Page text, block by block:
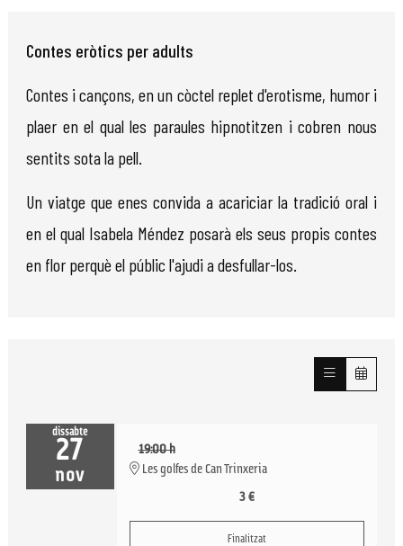
Contes eròtics per adults
Contes i cançons, en un còctel replet d'erotisme, humor i
plaer en el qual les paraules hipnotitzen i cobren nous
sentits sota la pell.
Un viatge que enes convida a acariciar la tradició oral i
en el qual Isabela Méndez posarà els seus propis contes
en flor perquè el públic l'ajudi a desfullar-los.
dissabte
27
nov
19:00 h
Les golfes de Can Trinxeria
3 €
Finalitzat